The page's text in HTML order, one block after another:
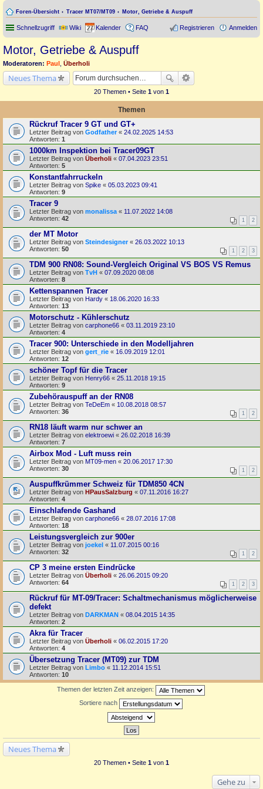
Foren-Übersicht Tracer MT07/MT09 Motor, Getriebe & Auspuff
Schnellzugriff Wiki Kalender FAQ Anmelden
Registrieren
Motor, Getriebe & Auspuff
Moderatoren: Paul Überholi
Neues Thema
20 Themen • Seite 1 von 1
Themen
Rückruf Tracer 9 GT und GT+
Letzter Beitrag von Godfather« 24.02.2025 14:53
Antworten: 1
1000km Inspektion bei Tracer09GT
Letzter Beitrag von Überholi « 07.04.2023 23:51
Antworten: 5
Konstantfahrruckeln
Letzter Beitrag von Spike « 05.03.2023 09:41
Antworten: 9
Tracer 9
Letzter Beitrag von monalissa « 11.07.2022 14:08
Antworten: 42 1 2
der MT Motor
Letzter Beitrag von Steindesigner« 26.03.2022 10:13
Antworten: 50 1 2 3
TDM 900 RN08: Sound-Vergleich Original VS BOS VS Remus
Letzter Beitrag von TvH « 07.09.2020 08:08
Antworten: 8
Kettenspannen Tracer
Letzter Beitrag von Hardy « 18.06.2020 16:33
Antworten: 13
Motorschutz - Kühlerschutz
Letzter Beitrag von carphone66 « 03.11.2019 23:10
Antworten: 4
Tracer 900: Unterschiede in den Modelljahren
Letzter Beitrag von gert_rie « 16.09.2019 12:01
Antworten: 12
schöner Topf für die Tracer
Letzter Beitrag von Henry66 « 25.11.2018 19:15
Antworten: 9
Zubehörauspuff an der RN08
Letzter Beitrag von TeDeEm « 10.08.2018 08:57
Antworten: 36 1 2
RN18 läuft warm nur schwer an
Letzter Beitrag von elektroewi « 26.02.2018 16:39
Antworten: 7
Airbox Mod - Luft muss rein
Letzter Beitrag von MT09-men « 20.06.2017 17:30
Antworten: 30 1 2
Auspuffkrümmer Schweiz für TDM850 4CN
Letzter Beitrag von HPausSalzburg « 07.11.2016 16:27
Antworten: 4
Einschlafende Gashand
Letzter Beitrag von carphone66 « 28.07.2016 17:08
Antworten: 18
Leistungsvergleich zur 900er
Letzter Beitrag von joekel « 11.07.2015 00:16
Antworten: 32 1 2
CP 3 meine ersten Eindrücke
Letzter Beitrag von Überholi « 26.06.2015 09:20
Antworten: 64 1 2 3
Rückruf für MT-09/Tracer: Schaltmechanismus möglicherweise
defekt
Letzter Beitrag von DARKMAN « 08.04.2015 14:35
Antworten: 2
Akra für Tracer
Letzter Beitrag von Überholi « 06.02.2015 17:20
Antworten: 4
Übersetzung Tracer (MT09) zur TDM
Letzter Beitrag von Limbo « 11.12.2014 15:51
Antworten: 10
Themen der letzten Zeit anzeigen:
Sortiere nach
Neues Thema
20 Themen • Seite 1 von 1
Gehe zu